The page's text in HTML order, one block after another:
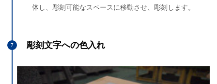
体し、彫刻可能なスペースに移動させ、彫刻します。
彫刻文字への色入れ